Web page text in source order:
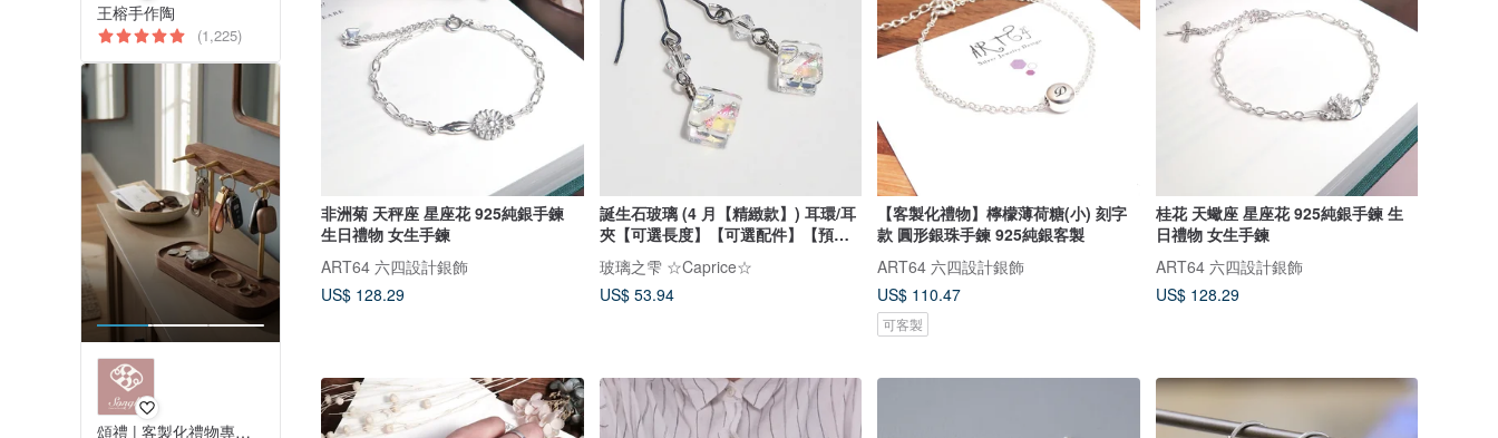
王榕手作陶
(1,225)
頌禮 | 客製化禮物專門店
非洲菊 天秤座 星座花 925純銀手鍊
生日禮物 女生手鍊
ART64 六四設計銀飾
US$ 128.29
誕生石玻璃 (4 月【精緻款】) 耳環/耳
夾【可選長度】【可選配件】【預約
製作】
玻璃之雫 ☆Caprice☆
US$ 53.94
【客製化禮物】檸檬薄荷糖(小) 刻字
款 圓形銀珠手鍊 925純銀客製
ART64 六四設計銀飾
US$ 110.47
可客製
桂花 天蠍座 星座花 925純銀手鍊 生
日禮物 女生手鍊
ART64 六四設計銀飾
US$ 128.29